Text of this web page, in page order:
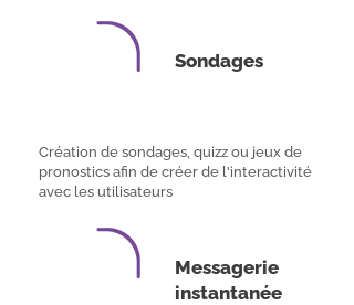
Sondages
Création de sondages, quizz ou jeux de
pronostics afin de créer de l'interactivité
avec les utilisateurs
Messagerie
instantanée